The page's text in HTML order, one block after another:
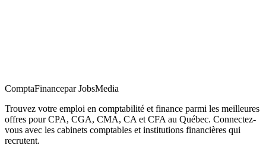
ComptaFinancepar JobsMedia
Trouvez votre emploi en comptabilité et finance parmi les meilleures
offres pour CPA, CGA, CMA, CA et CFA au Québec. Connectez-
vous avec les cabinets comptables et institutions financières qui
recrutent.